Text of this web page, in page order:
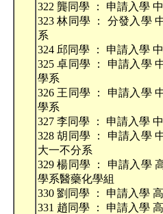
322 龔同學 ： 申請入學
323 林同學 ： 分發入學
系
324 邱同學 ： 申請入學
325 卓同學 ： 申請入學
學系
326 王同學 ： 申請入學
學系
327 李同學 ： 申請入學
328 胡同學 ： 申請入學
大一不分系
329 楊同學 ： 申請入學
學系醫藥化學組
330 劉同學 ： 申請入學
331 趙同學 ： 申請入學